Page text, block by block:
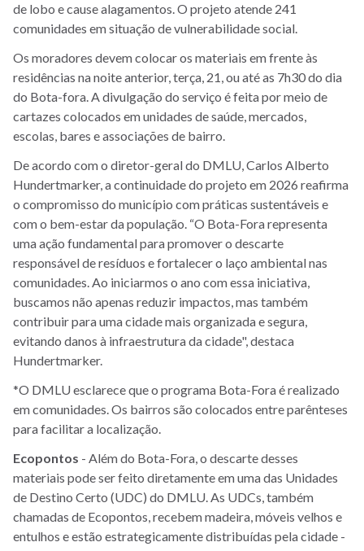
de lobo e cause alagamentos. O projeto atende 241
comunidades em situação de vulnerabilidade social.
Os moradores devem colocar os materiais em frente às
residências na noite anterior, terça, 21, ou até as 7h30 do dia
do Bota-fora. A divulgação do serviço é feita por meio de
cartazes colocados em unidades de saúde, mercados,
escolas, bares e associações de bairro.
De acordo com o diretor-geral do DMLU, Carlos Alberto
Hundertmarker, a continuidade do projeto em 2026 reafirma
o compromisso do município com práticas sustentáveis e
com o bem-estar da população. “O Bota-Fora representa
uma ação fundamental para promover o descarte
responsável de resíduos e fortalecer o laço ambiental nas
comunidades. Ao iniciarmos o ano com essa iniciativa,
buscamos não apenas reduzir impactos, mas também
contribuir para uma cidade mais organizada e segura,
evitando danos à infraestrutura da cidade", destaca
Hundertmarker.
*O DMLU esclarece que o programa Bota-Fora é realizado
em comunidades. Os bairros são colocados entre parênteses
para facilitar a localização.
Ecopontos - Além do Bota-Fora, o descarte desses
materiais pode ser feito diretamente em uma das Unidades
de Destino Certo (UDC) do DMLU. As UDCs, também
chamadas de Ecopontos, recebem madeira, móveis velhos e
entulhos e estão estrategicamente distribuídas pela cidade -